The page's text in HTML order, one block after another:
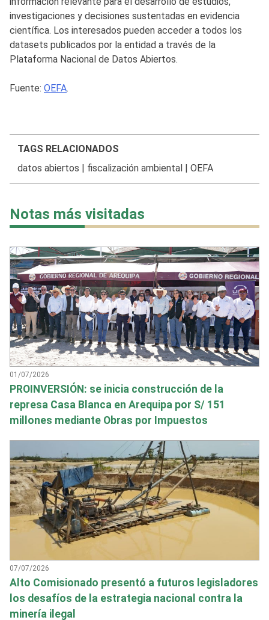
investigaciones y decisiones sustentadas en evidencia
científica. Los interesados pueden acceder a todos los
datasets publicados por la entidad a través de la
Plataforma Nacional de Datos Abiertos.
Fuente: OEFA.
TAGS RELACIONADOS
datos abiertos
fiscalización ambiental OEFA
Notas más visitadas
01/07/2026
PROINVERSIÓN: se inicia construcción de la
represa Casa Blanca en Arequipa por S/ 151
millones mediante Obras por Impuestos
07/07/2026
Alto Comisionado presentó a futuros legisladores
los desafíos de la estrategia nacional contra la
minería ilegal